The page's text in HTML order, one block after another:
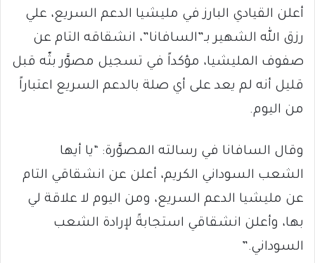
أعلن القيادي البارز في مليشيا الدعم السريع، علي
رزق الله الشهير بـ”السافانا”، انشقاقه التام عن
صفوف المليشيا، مؤكداً في تسجيل مصوَّر بثّه قبل
قليل أنه لم يعد على أي صلة بالدعم السريع اعتباراً
من اليوم.
وقال السافانا في رسالته المصوَّرة: “يا أيها
الشعب السوداني الكريم، أعلن عن انشقاقي التام
عن مليشيا الدعم السريع، ومن اليوم لا علاقة لي
بها، وأعلن انشقاقي استجابةً لإرادة الشعب
السوداني.”